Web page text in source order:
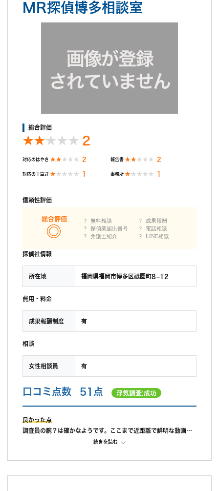
ているのに動き出せないというじれったい時間が続いた為、対応
MR探偵博多相談室
総合評価
2
対応のはやさ 2 報告書 2
対応の丁寧さ 1 事務所 1
信頼性評価
総合評価
無料相談
探偵業届出番号
弁護士紹介
成果報酬
電話相談
LINE相談
探偵社情報
所在地 福岡県福岡市博多区祇園町8−12
費用・料金
成果報酬制度 有
相談
女性相談員 有
口コミ点数 51点 浮気調査:成功
良かった点
調査員の腕？は確かなようです。ここまで近距離で鮮明な動画が
不満だった点
続きを読む